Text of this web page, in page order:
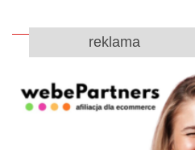
reklama